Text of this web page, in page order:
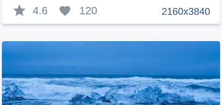
2160x3840
4.6 120